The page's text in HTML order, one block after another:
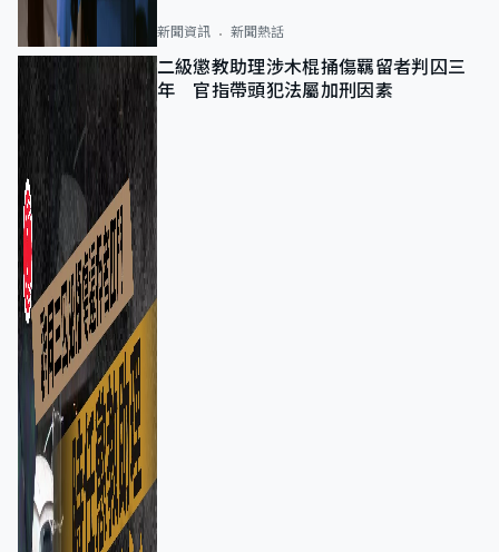
新聞資訊 新聞熱話
二級懲教助理涉木棍捅傷羈留者判囚三
年 官指帶頭犯法屬加刑因素